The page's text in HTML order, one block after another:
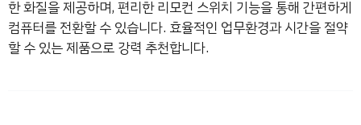
한 화질을 제공하며, 편리한 리모컨 스위치 기능을 통해 간편하게
컴퓨터를 전환할 수 있습니다. 효율적인 업무환경과 시간을 절약
할 수 있는 제품으로 강력 추천합니다.